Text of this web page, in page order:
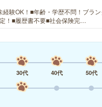
経験OK！■年齢・学歴不問！ブラ
！■履歴書不要■社会保険完…
30代 40代 50代